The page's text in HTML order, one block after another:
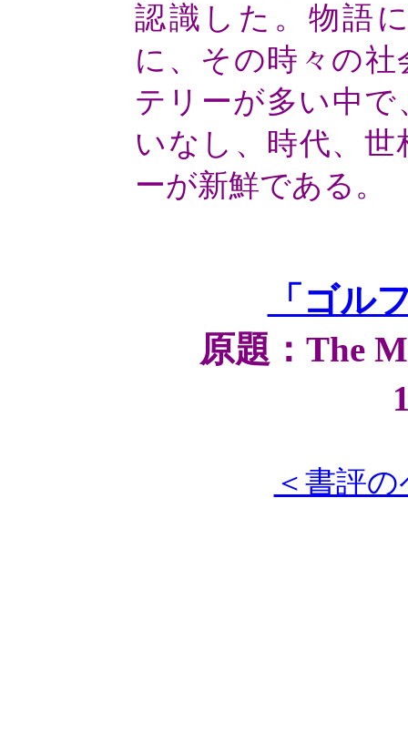
認識した。物語
に、その時々の
テリーが多い中
いなし、時代、
ーが新鮮である。
「ゴル
原題： The
＜書評